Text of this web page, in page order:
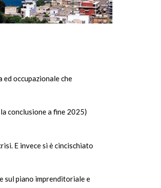
occupazionale che
conclusione a fine 2025)
E invece si è cincischiato
sul piano imprenditoriale e